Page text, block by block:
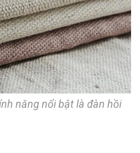
năng nổi bật là đàn hồi